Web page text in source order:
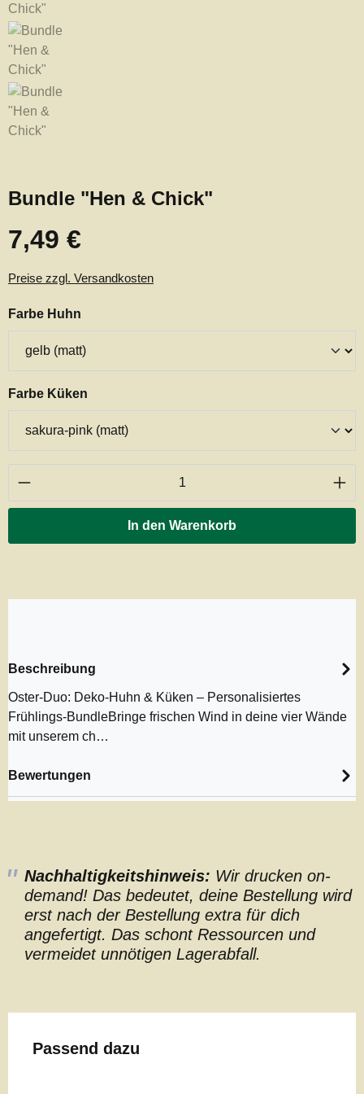
Bundle "Hen & Chick"
Regulärer Preis:
7,49 €
Preise zzgl. Versandkosten
Farbe Huhn
Farbe Küken
Produkt Anzahl: Gib den gewünschten
In den Warenkorb
Beschreibung
Oster-Duo: Deko-Huhn & Küken – Personalisiertes
Frühlings-BundleBringe frischen Wind in deine vier Wände
mit unserem ch…
Bewertungen
Nachhaltigkeitshinweis: Wir drucken on-
demand! Das bedeutet, deine Bestellung wird
erst nach der Bestellung extra für dich
angefertigt. Das schont Ressourcen und
vermeidet unnötigen Lagerabfall.
Produktgalerie überspringen
Passend dazu